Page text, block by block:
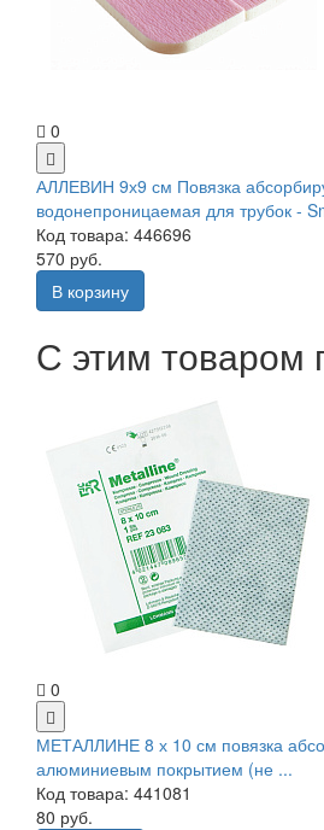
0
АЛЛЕВИН 9х9 см Повязка
водонепроницаемая для трубок -
Код товара: 446696
570 руб.
В корзину
С этим товаром
0
МЕТАЛЛИНЕ 8 х 10 см повязка
алюминиевым покрытием (не ...
Код товара: 441081
80 руб.